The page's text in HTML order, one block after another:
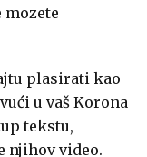
mozete
plasirati kao
u vaš Korona
tekstu,
njihov video.